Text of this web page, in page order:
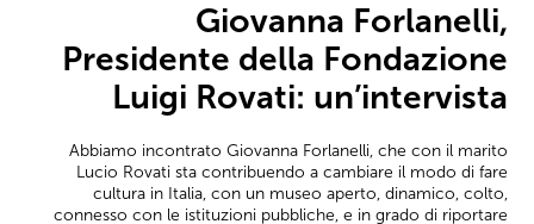
Giovanna Forlanelli,
Presidente della Fondazione
Luigi Rovati: un’intervista
Abbiamo incontrato Giovanna Forlanelli, che con il marito
Lucio Rovati sta contribuendo a cambiare il modo di fare
cultura in Italia, con un museo aperto, dinamico, colto,
connesso con le istituzioni pubbliche, e in grado di riportare